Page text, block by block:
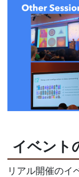
イベント
リアル開催のイ